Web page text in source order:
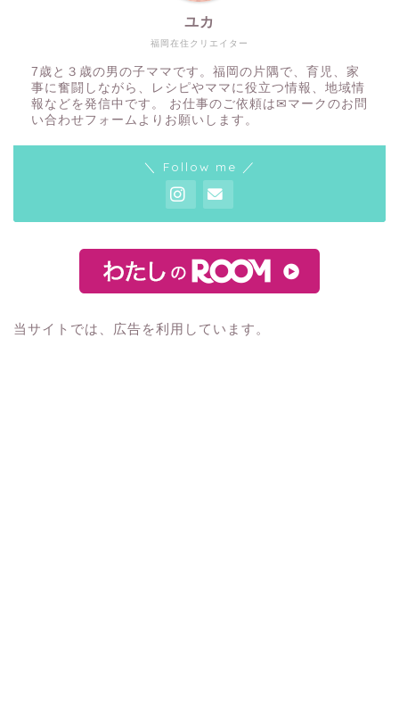
福岡在住クリエイター
ユカ
7歳と３歳の男の子ママです。福岡の片隅で、育児、家
事に奮闘しながら、レシピやママに役立つ情報、地域情
報などを発信中です。 お仕事のご依頼は✉マークのお問
い合わせフォームよりお願いします。
＼ Follow me ／
当サイトでは、広告を利用しています。